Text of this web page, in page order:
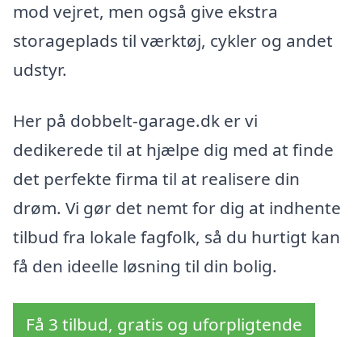
mod vejret, men også give ekstra
storageplads til værktøj, cykler og andet
udstyr.
Her på dobbelt-garage.dk er vi
dedikerede til at hjælpe dig med at finde
det perfekte firma til at realisere din
drøm. Vi gør det nemt for dig at indhente
tilbud fra lokale fagfolk, så du hurtigt kan
få den ideelle løsning til din bolig.
Få 3 tilbud, gratis og uforpligtende